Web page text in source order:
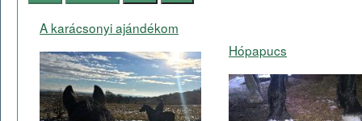
A karácsonyi ajándékom
Hópapucs